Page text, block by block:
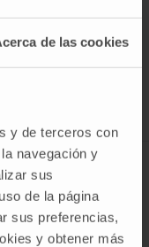
de las cookies
y de terceros con
navegación y
sus
de la página
sus preferencias,
y obtener más